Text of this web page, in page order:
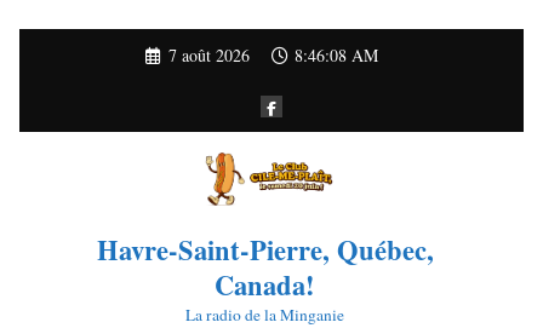
7 août 2026 8:46:08 AM
Havre-Saint-Pierre, Québec,
Canada!
La radio de la Minganie